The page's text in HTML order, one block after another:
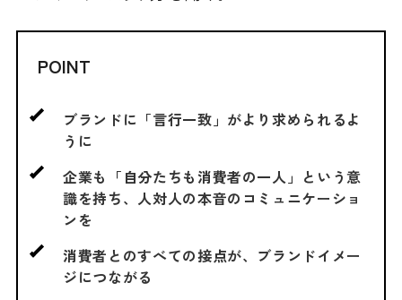
POINT
ブランドに「言行一致」がより求められるよ
うに
企業も「自分たちも消費者の一人」という意
識を持ち、人対人の本音のコミュニケーショ
ンを
消費者とのすべての接点が、ブランドイメー
ジにつながる